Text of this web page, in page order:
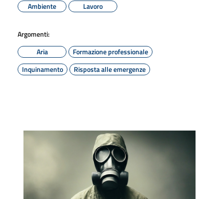
Ambiente
Lavoro
Argomenti:
Aria
Formazione professionale
Inquinamento
Risposta alle emergenze